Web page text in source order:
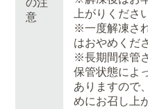
の注
意
上がりくださ
※一度解凍さ
はおやめくだ
※長期間保管
保管状態によ
ありますので
めにお召し上